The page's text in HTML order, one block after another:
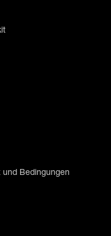
und Bedingungen